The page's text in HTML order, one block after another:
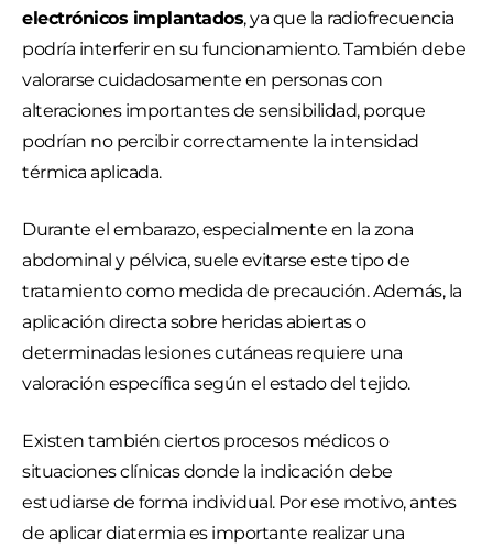
electrónicos implantados, ya que la radiofrecuencia
podría interferir en su funcionamiento. También debe
valorarse cuidadosamente en personas con
alteraciones importantes de sensibilidad, porque
podrían no percibir correctamente la intensidad
térmica aplicada.
Durante el embarazo, especialmente en la zona
abdominal y pélvica, suele evitarse este tipo de
tratamiento como medida de precaución. Además, la
aplicación directa sobre heridas abiertas o
determinadas lesiones cutáneas requiere una
valoración específica según el estado del tejido.
Existen también ciertos procesos médicos o
situaciones clínicas donde la indicación debe
estudiarse de forma individual. Por ese motivo, antes
de aplicar diatermia es importante realizar una